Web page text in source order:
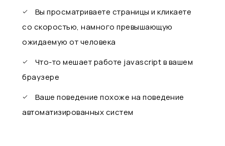
Вы просматриваете страницы и кликаете
со скоростью, намного превышающую
ожидаемую от человека
Что-то мешает работе javascript в вашем
браузере
Ваше поведение похоже на поведение
автоматизированных систем